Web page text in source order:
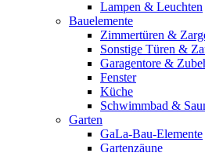
Lampen & Leuchten
Bauelemente
Zimmertüren &
Sonstige Türen &
Garagentore &
Fenster
Küche
Schwimmbad &
Garten
GaLa-Bau-Elemente
Gartenzäune